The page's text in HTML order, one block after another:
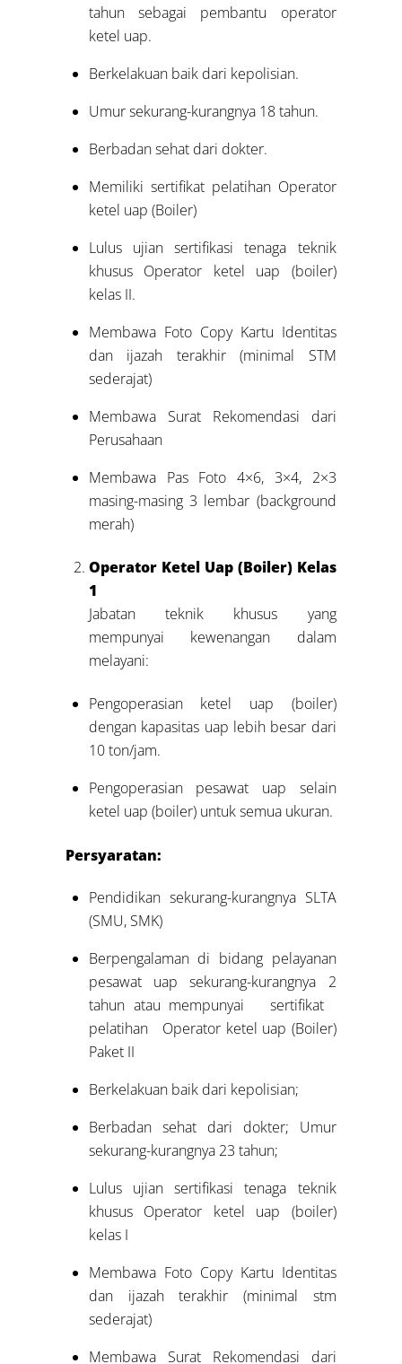
tahun sebagai pembantu operator
ketel uap.
Berkelakuan baik dari kepolisian.
Umur sekurang-kurangnya 18 tahun.
Berbadan sehat dari dokter.
Memiliki sertifikat pelatihan Operator
ketel uap (Boiler)
Lulus ujian sertifikasi tenaga teknik
khusus Operator ketel uap (boiler)
kelas II.
Membawa Foto Copy Kartu Identitas
dan ijazah terakhir (minimal STM
sederajat)
Membawa Surat Rekomendasi dari
Perusahaan
Membawa Pas Foto 4×6, 3×4, 2×3
masing-masing 3 lembar (background
merah)
Operator Ketel Uap (Boiler) Kelas
1
Jabatan teknik khusus yang
mempunyai kewenangan dalam
melayani:
Pengoperasian ketel uap (boiler)
dengan kapasitas uap lebih besar dari
10 ton/jam.
Pengoperasian pesawat uap selain
ketel uap (boiler) untuk semua ukuran.
Persyaratan:
Pendidikan sekurang-kurangnya SLTA
(SMU, SMK)
Berpengalaman di bidang pelayanan
pesawat uap sekurang-kurangnya 2
tahun atau mempunyai sertifikat
pelatihan Operator ketel uap (Boiler)
Paket II
Berkelakuan baik dari kepolisian;
Berbadan sehat dari dokter; Umur
sekurang-kurangnya 23 tahun;
Lulus ujian sertifikasi tenaga teknik
khusus Operator ketel uap (boiler)
kelas I
Membawa Foto Copy Kartu Identitas
dan ijazah terakhir (minimal stm
sederajat)
Membawa Surat Rekomendasi dari